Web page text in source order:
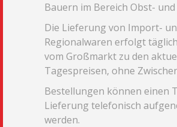
Bauern im Bereich Obst- und
Die Lieferung von Import-
Regionalwaren erfolgt
vom Großmarkt zu den
Tagespreisen, ohne
Bestellungen können einen
Lieferung telefonisch
werden.